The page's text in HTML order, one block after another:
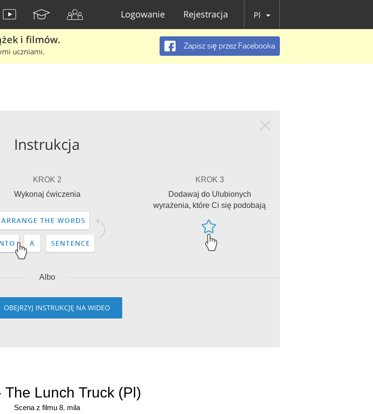
Logowanie Rejestracja Pl
i filmów.
uczniami.
Zapisz się przez Facebooka
Instrukcja
KROK 2
Wykonaj ćwiczenia
KROK 3
Dodawaj do Ulubionych
wyrażenia, które Ci się podobają
Albo
OBEJRZYJ INSTRUKCJĘ NA WIDEO
The Lunch Truck (Pl)
Scena z filmu 8. mila